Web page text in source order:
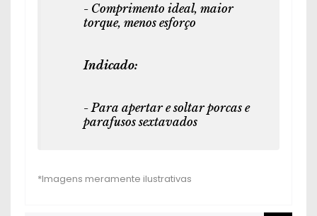
- Comprimento ideal, maior
torque, menos esforço
Indicado:
- Para apertar e soltar porcas e
parafusos sextavados